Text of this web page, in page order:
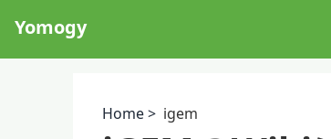
Yomogy
Home > igem